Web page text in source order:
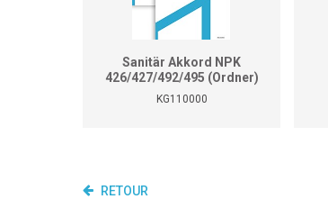
Sanitär Akkord NPK
426/427/492/495 (Ordner)
KG110000
RETOUR